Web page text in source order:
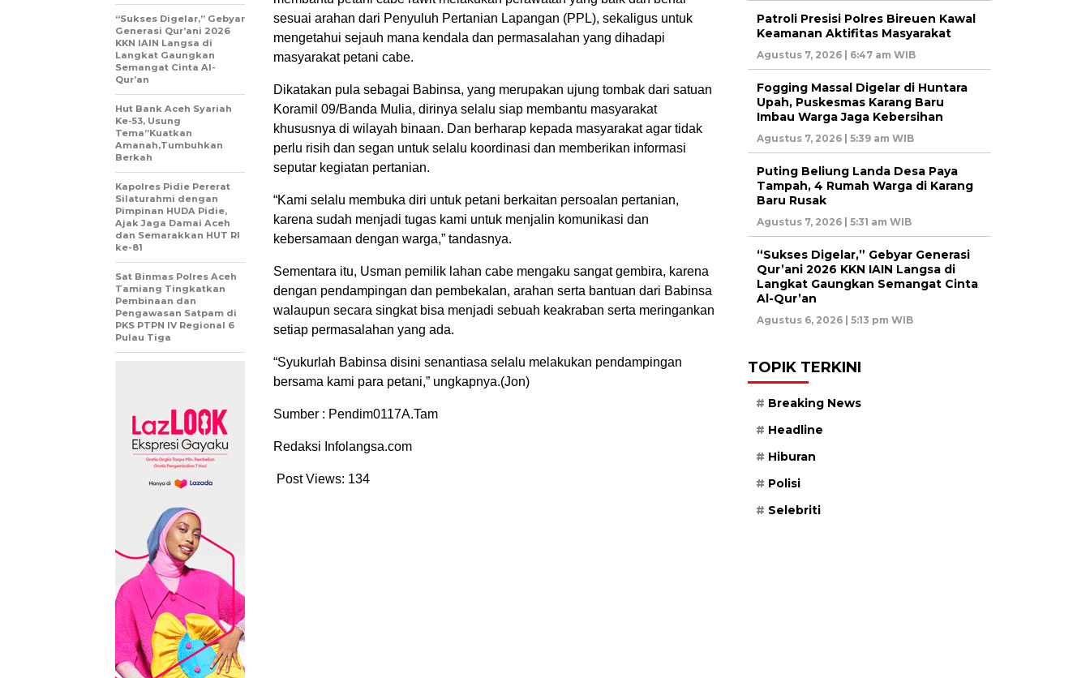
sesuai arahan dari Penyuluh Pertanian Lapangan (PPL), sekaligus untuk
mengetahui sejauh mana kendala dan permasalahan yang dihadapi
masyarakat petani cabe.
Dikatakan pula sebagai Babinsa, yang merupakan ujung tombak dari satuan
Koramil 09/Banda Mulia, dirinya selalu siap membantu masyarakat
khususnya di wilayah binaan. Dan berharap kepada masyarakat agar tidak
perlu risih dan segan untuk selalu koordinasi dan memberikan informasi
seputar kegiatan pertanian.
“Kami selalu membuka diri untuk petani berkaitan persoalan pertanian,
karena sudah menjadi tugas kami untuk menjalin komunikasi dan
kebersamaan dengan warga,” tandasnya.
Sementara itu, Usman pemilik lahan cabe mengaku sangat gembira, karena
dengan pendampingan dan pembekalan, arahan serta bantuan dari Babinsa
walaupun secara singkat bisa menjadi sebuah keakraban serta meringankan
setiap permasalahan yang ada.
“Syukurlah Babinsa disini senantiasa selalu melakukan pendampingan
bersama kami para petani,” ungkapnya.(Jon)
Sumber : Pendim0117A.Tam
Redaksi Infolangsa.com
Post Views: 134
“Sukses Digelar,” Gebyar
Generasi Qur’ani 2026
KKN IAIN Langsa di
Langkat Gaungkan
Semangat Cinta Al-
Qur’an
Hut Bank Aceh Syariah
Ke-53, Usung
Tema”Kuatkan
Amanah,Tumbuhkan
Berkah
Kapolres Pidie Pererat
Silaturahmi dengan
Pimpinan HUDA Pidie,
Ajak Jaga Damai Aceh
dan Semarakkan HUT RI
ke-81
Sat Binmas Polres Aceh
Tamiang Tingkatkan
Pembinaan dan
Pengawasan Satpam di
PKS PTPN IV Regional 6
Pulau Tiga
Patroli Presisi Polres Bireuen Kawal
Keamanan Aktifitas Masyarakat
Agustus 7, 2026 | 6:47 am WIB
Fogging Massal Digelar di Huntara
Upah, Puskesmas Karang Baru
Imbau Warga Jaga Kebersihan
Agustus 7, 2026 | 5:39 am WIB
Puting Beliung Landa Desa Paya
Tampah, 4 Rumah Warga di Karang
Baru Rusak
Agustus 7, 2026 | 5:31 am WIB
“Sukses Digelar,” Gebyar Generasi
Qur’ani 2026 KKN IAIN Langsa di
Langkat Gaungkan Semangat Cinta
Al-Qur’an
Agustus 6, 2026 | 5:13 pm WIB
TOPIK TERKINI
Breaking News
Headline
Hiburan
Polisi
Selebriti